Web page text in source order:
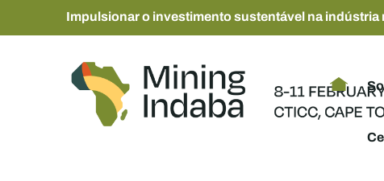
Impulsionar o investimento sustentável na indústria